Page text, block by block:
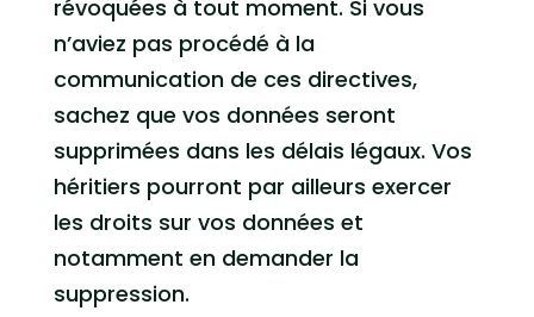
révoquées à tout moment. Si vous
n’aviez pas procédé à la
communication de ces directives,
sachez que vos données seront
supprimées dans les délais légaux. Vos
héritiers pourront par ailleurs exercer
les droits sur vos données et
notamment en demander la
suppression.